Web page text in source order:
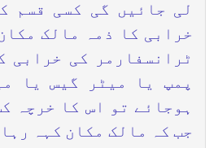
لی جائیں گی کسی قسم
خرابی کا ذمہ مالک
ٹرانسفارمر کی خرابی
پمپ یا میٹر گیس یا
ہوجائے تو اس کا خرچہ
جب کہ مالک مکان کہہ